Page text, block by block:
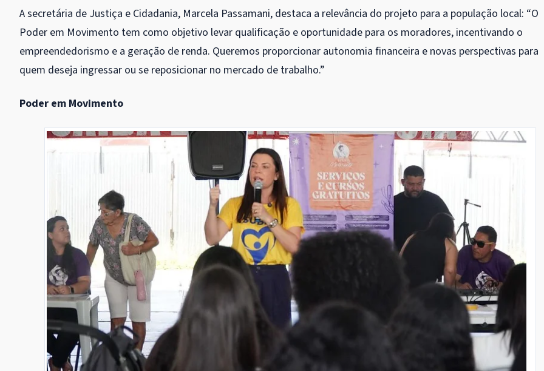
A secretária de Justiça e Cidadania, Marcela Passamani, destaca a relevância do projeto para a população local: “O
Poder em Movimento tem como objetivo levar qualificação e oportunidade para os moradores, incentivando o
empreendedorismo e a geração de renda. Queremos proporcionar autonomia financeira e novas perspectivas para
quem deseja ingressar ou se reposicionar no mercado de trabalho.”
Poder em Movimento